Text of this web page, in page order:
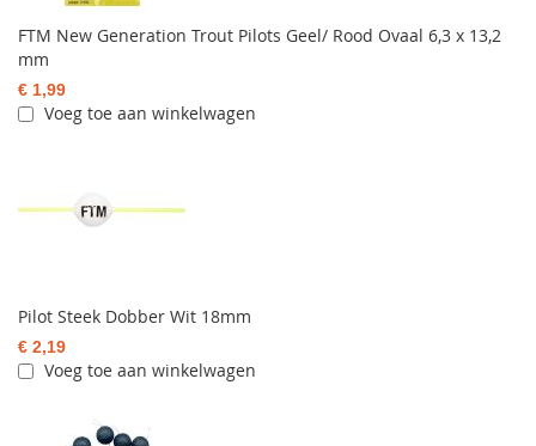
FTM New Generation Trout Pilots Geel/ Rood Ovaal 6,3 x 13,2
mm
€ 1,99
Voeg toe aan winkelwagen
Pilot Steek Dobber Wit 18mm
€ 2,19
Voeg toe aan winkelwagen